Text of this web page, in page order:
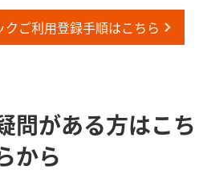
ご利用登録手順はこちら
問が​ある方は​こち
から​